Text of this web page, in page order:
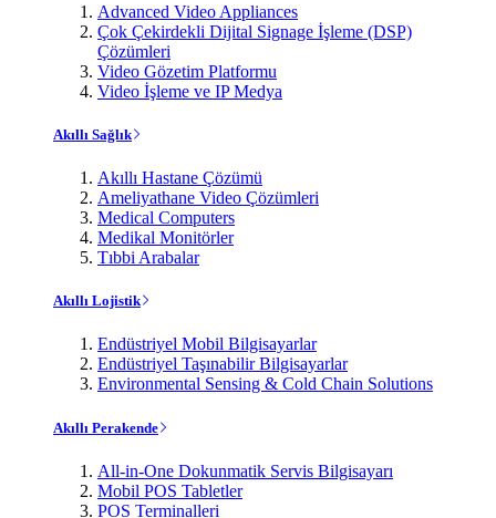
Advanced Video Appliances
Çok Çekirdekli Dijital Signage İşleme (DSP)
Çözümleri
Video Gözetim Platformu
Video İşleme ve IP Medya
Akıllı Sağlık
Akıllı Hastane Çözümü
Ameliyathane Video Çözümleri
Medical Computers
Medikal Monitörler
Tıbbi Arabalar
Akıllı Lojistik
Endüstriyel Mobil Bilgisayarlar
Endüstriyel Taşınabilir Bilgisayarlar
Environmental Sensing & Cold Chain Solutions
Akıllı Perakende
All-in-One Dokunmatik Servis Bilgisayarı
Mobil POS Tabletler
POS Terminalleri